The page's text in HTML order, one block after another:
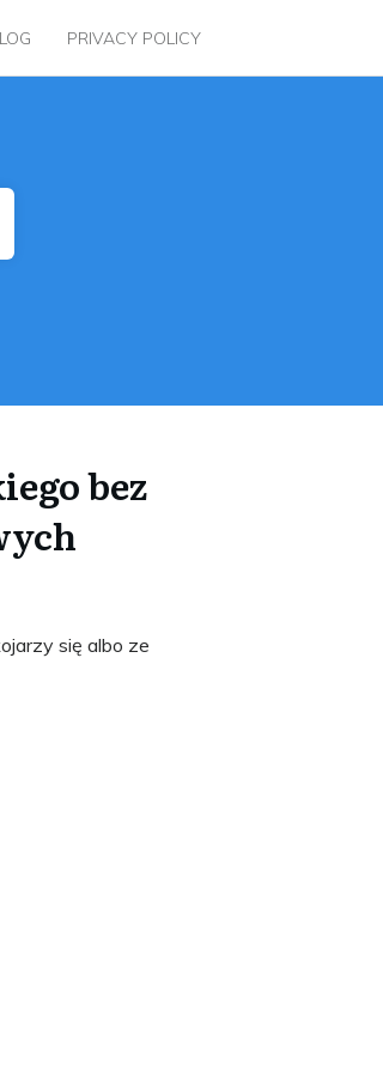
PRIVACY POLICY
bez
się albo ze